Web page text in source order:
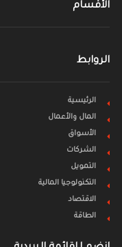
الأقسام
الروابط
الرئيسية
المال والأعمال
الأسواق
الشركات
التمويل
التكنولوجيا المالية
الاقتصاد
الطاقة